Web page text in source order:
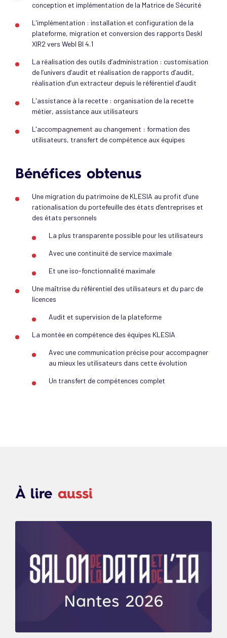
conception et implémentation de la Matrice de Sécurité
L'implémentation : installation et configuration de la
plateforme, migration et conversion des rapports DeskI
XIR2 vers WebI BI 4.1
La réalisation des outils d’administration : customisation
de l’univers d’audit et réalisation de rapports d’audit,
réalisation d’un extracteur depuis le référentiel d’audit
L'assistance à la recette : organisation de la recette
métier, assistance aux utilisateurs
L'accompagnement au changement : formation des
utilisateurs, transfert de compétence aux équipes
Bénéfices obtenus
Une migration du patrimoine de KLESIA au profit d’une
rationalisation du portefeuille des états d’entreprises et
des états personnels
La plus transparente possible pour les utilisateurs
Avec une continuité de service maximale
Et une iso-fonctionnalité maximale
Une maîtrise du référentiel des utilisateurs et du parc de
licences
Audit et supervision de la plateforme
La montée en compétence des équipes KLESIA
Avec une communication précise pour accompagner
au mieux les utilisateurs dans cette évolution
Un transfert de compétences complet
À lire aussi